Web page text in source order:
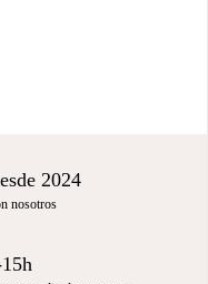
2024
nosotros